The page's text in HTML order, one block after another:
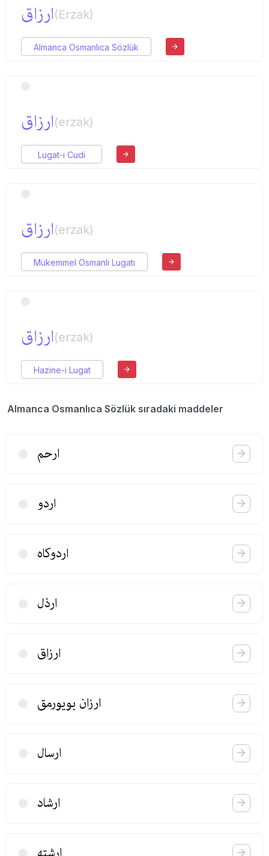
ارزاق(Erzak)
Almanca Osmanlıca Sözlük
ارزاق(erzak)
Lugat-ı Cudi
ارزاق(erzak)
Mükemmel Osmanlı Lugatı
ارزاق(erzak)
Hazine-i Lugat
Almanca Osmanlıca Sözlük sıradaki maddeler
ارحم
اردو
اردوكاه
ارذل
ارزاق
ارزان بویورمق
ارسال
ارشاد